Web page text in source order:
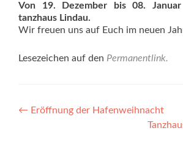
Von 19. Dezember bis 08.
tanzhaus Lindau.
Wir freuen uns auf Euch im neuen
Lesezeichen auf den Permanentlink.
Beitragsnavigation
← Eröffnung der Hafenweihnacht